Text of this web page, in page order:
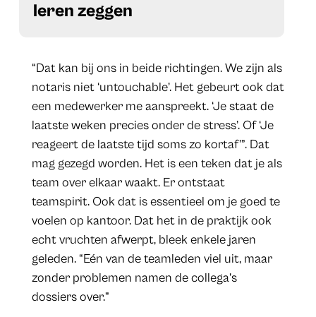
leren zeggen
“Dat kan bij ons in beide richtingen. We zijn als
notaris niet ‘untouchable’. Het gebeurt ook dat
een medewerker me aanspreekt. ‘Je staat de
laatste weken precies onder de stress’. Of ‘Je
reageert de laatste tijd soms zo kortaf’”. Dat
mag gezegd worden. Het is een teken dat je als
team over elkaar waakt. Er ontstaat
teamspirit. Ook dat is essentieel om je goed te
voelen op kantoor. Dat het in de praktijk ook
echt vruchten afwerpt, bleek enkele jaren
geleden. “Eén van de teamleden viel uit, maar
zonder problemen namen de collega’s
dossiers over.”